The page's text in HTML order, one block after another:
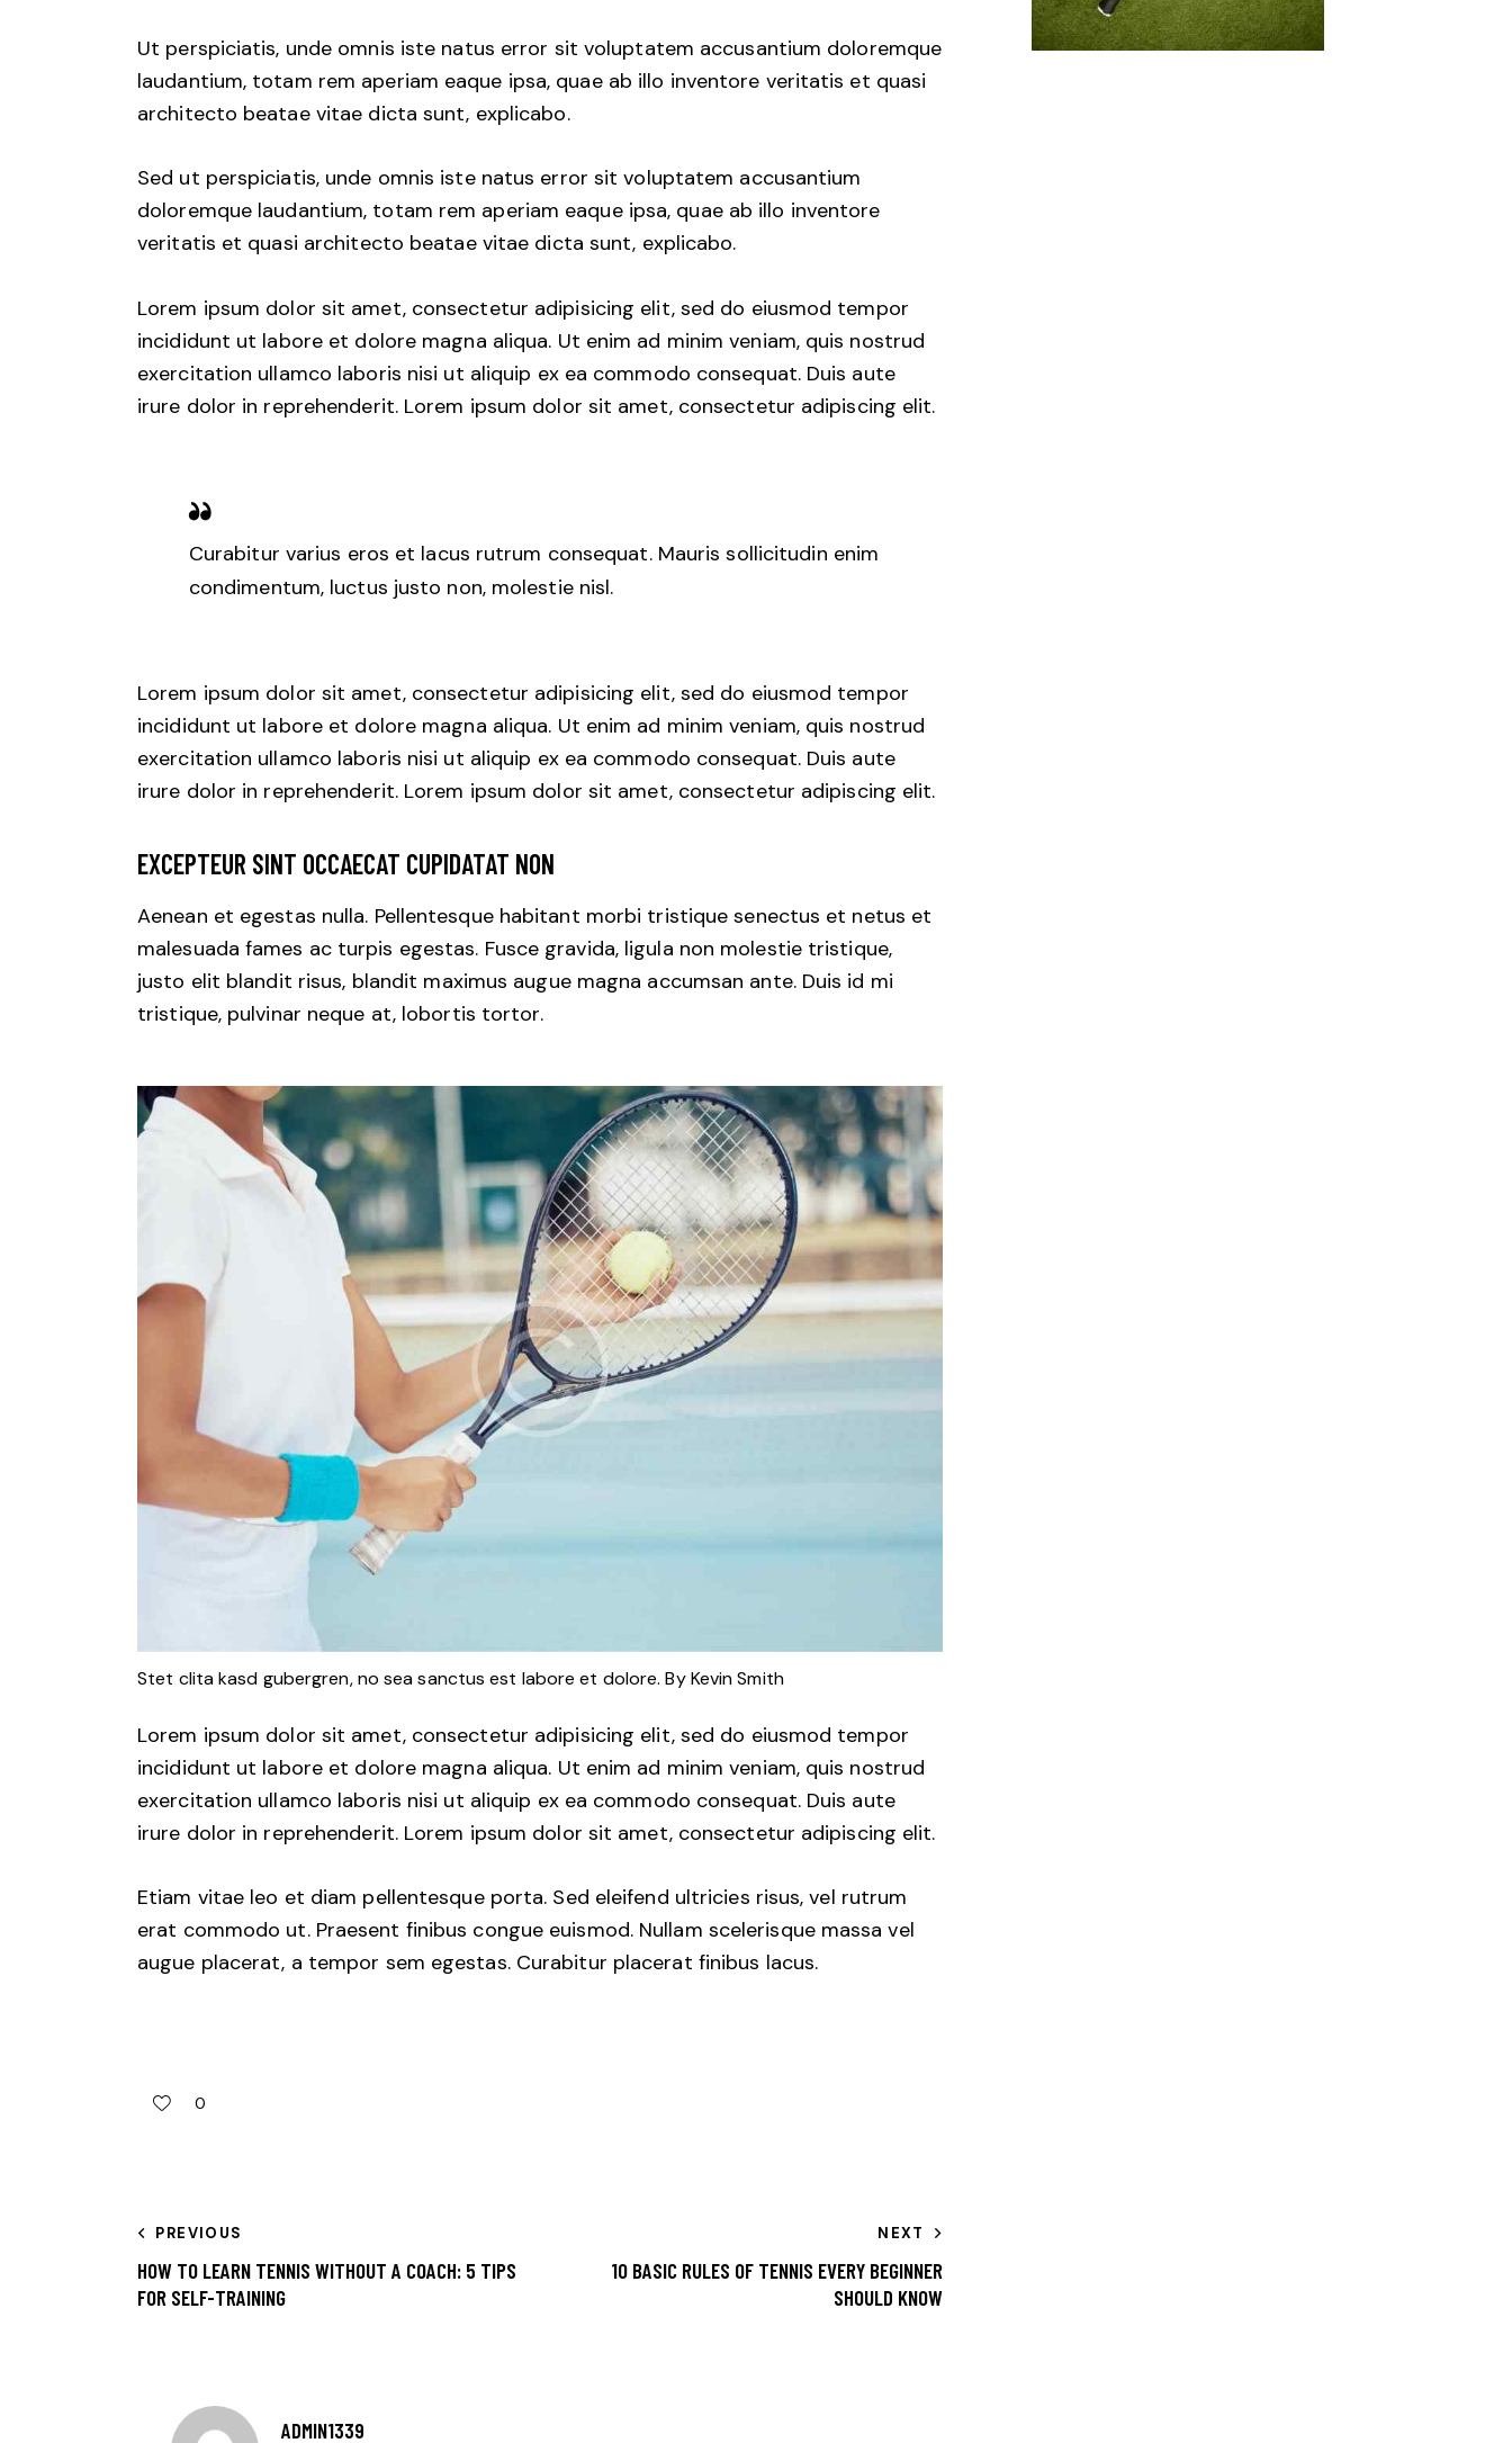
Ut perspiciatis, unde omnis iste natus error sit voluptatem accusantium doloremque
laudantium, totam rem aperiam eaque ipsa, quae ab illo inventore veritatis et quasi
architecto beatae vitae dicta sunt, explicabo.
Sed ut perspiciatis, unde omnis iste natus error sit voluptatem accusantium
doloremque laudantium, totam rem aperiam eaque ipsa, quae ab illo inventore
veritatis et quasi architecto beatae vitae dicta sunt, explicabo.
Lorem ipsum dolor sit amet, consectetur adipisicing elit, sed do eiusmod tempor
incididunt ut labore et dolore magna aliqua. Ut enim ad minim veniam, quis nostrud
exercitation ullamco laboris nisi ut aliquip ex ea commodo consequat. Duis aute
irure dolor in reprehenderit. Lorem ipsum dolor sit amet, consectetur adipiscing elit.
Curabitur varius eros et lacus rutrum consequat. Mauris sollicitudin enim
condimentum, luctus justo non, molestie nisl.
Lorem ipsum dolor sit amet, consectetur adipisicing elit, sed do eiusmod tempor
incididunt ut labore et dolore magna aliqua. Ut enim ad minim veniam, quis nostrud
exercitation ullamco laboris nisi ut aliquip ex ea commodo consequat. Duis aute
irure dolor in reprehenderit. Lorem ipsum dolor sit amet, consectetur adipiscing elit.
EXCEPTEUR SINT OCCAECAT CUPIDATAT NON
Aenean et egestas nulla. Pellentesque habitant morbi tristique senectus et netus et
malesuada fames ac turpis egestas. Fusce gravida, ligula non molestie tristique,
justo elit blandit risus, blandit maximus augue magna accumsan ante. Duis id mi
tristique, pulvinar neque at, lobortis tortor.
Stet clita kasd gubergren, no sea sanctus est labore et dolore. ByKevin Smith
Lorem ipsum dolor sit amet, consectetur adipisicing elit, sed do eiusmod tempor
incididunt ut labore et dolore magna aliqua. Ut enim ad minim veniam, quis nostrud
exercitation ullamco laboris nisi ut aliquip ex ea commodo consequat. Duis aute
irure dolor in reprehenderit. Lorem ipsum dolor sit amet, consectetur adipiscing elit.
Etiam vitae leo et diam pellentesque porta. Sed eleifend ultricies risus, vel rutrum
erat commodo ut. Praesent finibus congue euismod. Nullam scelerisque massa vel
augue placerat, a tempor sem egestas. Curabitur placerat finibus lacus.
0
PREVIOUS
HOW TO LEARN TENNIS WITHOUT A COACH: 5 TIPS
FOR SELF-TRAINING
NEXT
10 BASIC RULES OF TENNIS EVERY BEGINNER
SHOULD KNOW
ADMIN1339